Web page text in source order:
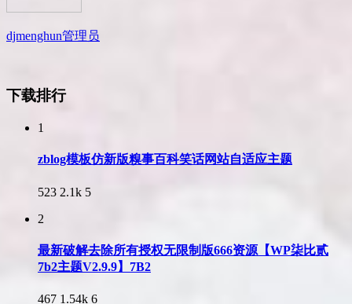
djmenghun管理员
下载排行
1
zblog模板仿新版糗事百科笑话网站自适应主题
523 2.1k 5
2
最新破解去除所有授权无限制版666资源【WP柒比贰
7b2主题V2.9.9】7B2
467 1.54k 6